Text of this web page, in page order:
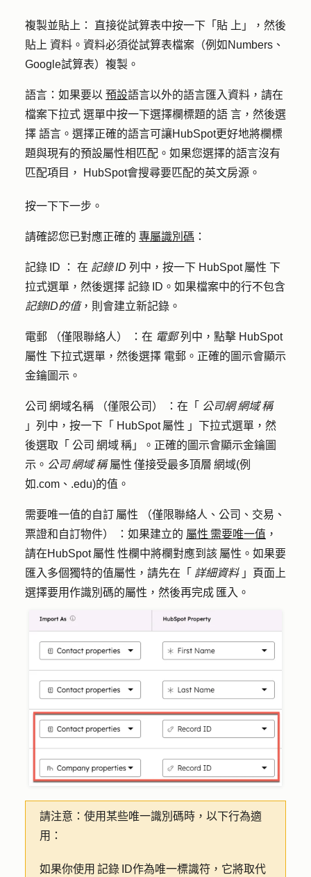
複製並貼 上： 直接從試算表中按一下「貼 上」，然後
貼上 資料 。資料必須從試算表檔案（例如Numbers、
Google試算表）複製。
語言 ：如果要以 預設語言以外的語言匯入資料，請在
檔案下拉式 選單中按一下選擇欄標題的語 言，然後選
擇 語言 。選擇正確的語言可讓HubSpot更好地將欄標
題與現有的預設屬性相匹配。如果您選擇的語言沒有
匹配項目， HubSpot會搜尋要匹配的英文房源。
按一下下一步。
請確認您已對應正確的 專屬識別碼 ：
記錄 ID ： 在 記錄 ID 列中，按一下 HubSpot 屬性 下
拉式選單，然後選擇 記錄 ID 。如果檔案中的行不包含
記錄ID的值，則會建立新記錄。
電郵 （僅限聯絡人） ：在 電郵列中，點擊 HubSpot
屬性 下拉式選單，然後選擇 電郵 。正確的圖示會顯示
金鑰圖示。
公司 網域名稱 （僅限公司） ：在「 公司網 網域 稱
」列中，按一下「 HubSpot 屬性 」下拉式選單，然
後選取「 公司 網域 稱 」。正確的圖示會顯示金鑰圖
示。 公司 網域 稱屬性 僅接受最多頂層 網域(例
如.com、.edu)的值。
需要唯一值的自訂 屬性
（僅限聯絡人、公司、交易、
票證和自訂物件） ：如果建立的 屬性 需要唯一值 ，
請在HubSpot 屬性 性欄中將欄對應到該 屬性。如果要
匯入多個獨特的值屬性，請先在「 詳細資料」頁面上
選擇要用作識別碼的屬性，然後再完成 匯入。
請注意： 使用某些唯一識別碼時， 以下行為適
用：
如果你使用 記錄 ID作為唯一標識符，它將取代